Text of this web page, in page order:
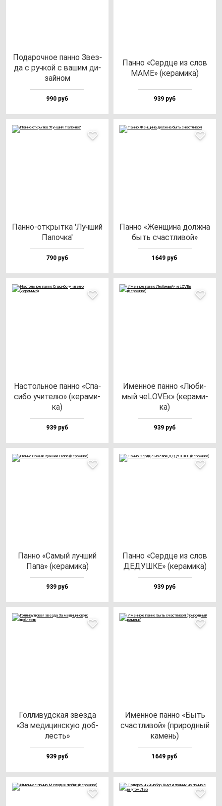
Пода­роч­ное пан­но Звез­
да с руч­кой с ва­шим ди­
зай­ном
990 руб
Пан­но «Сер­дце из слов
МАМЕ» (ке­ра­ми­ка)
939 руб
Пан­но-от­крыт­ка 'Луч­ший
Папоч­ка'
790 руб
Пан­но «Жен­щи­на дол­жна
быть счас­тли­вой»
1649 руб
Нас­толь­ное пан­но «Спа­
си­бо учи­те­лю» (ке­ра­ми­
ка)
939 руб
Имен­ное пан­но «Люби­
мый чеLOVEк» (ке­ра­ми­
ка)
939 руб
Пан­но «Самый луч­ший
Папа» (ке­ра­ми­ка)
939 руб
Пан­но «Сер­дце из слов
ДЕДУШКЕ» (ке­ра­ми­ка)
939 руб
Гол­ли­вуд­ская звез­да
«За ме­ди­цин­скую доб­
лесть»
939 руб
Имен­ное пан­но «Быть
счас­тли­вой» (при­род­ный
ка­мень)
1649 руб